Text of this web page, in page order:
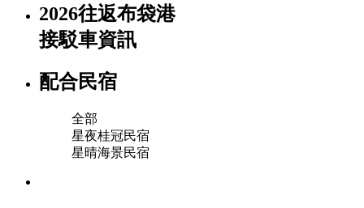
2026往返布袋港
接駁車資訊
配合民宿
全部
星夜桂冠民宿
星晴海景民宿